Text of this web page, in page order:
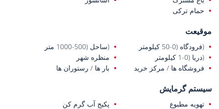
حمام ترکی
موقیعت
(فرودگاه (0-50 کیلومتر
(ساحل (500-1000 متر
(دریا (0-1 کیلومتر
منظره شهر
فروشگاه ها / مرکز خرید
بار ها / رستوران ها
سیستم گرمایش
تهویه مطبوع پکیج آب گرم کن